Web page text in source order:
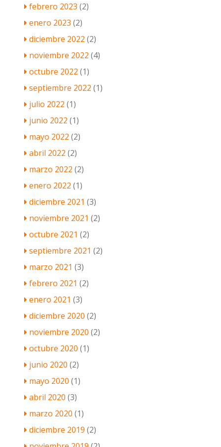
febrero 2023 (2)
enero 2023 (2)
diciembre 2022 (2)
noviembre 2022 (4)
octubre 2022 (1)
septiembre 2022 (1)
julio 2022 (1)
junio 2022 (1)
mayo 2022 (2)
abril 2022 (2)
marzo 2022 (2)
enero 2022 (1)
diciembre 2021 (3)
noviembre 2021 (2)
octubre 2021 (2)
septiembre 2021 (2)
marzo 2021 (3)
febrero 2021 (2)
enero 2021 (3)
diciembre 2020 (2)
noviembre 2020 (2)
octubre 2020 (1)
junio 2020 (2)
mayo 2020 (1)
abril 2020 (3)
marzo 2020 (1)
diciembre 2019 (2)